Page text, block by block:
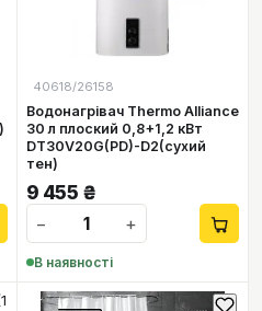
40618/26158
Водонагрівач Thermo Alliance
30 л плоский 0,8+1,2 кВт
DT30V20G(PD)-D2(сухий
тен)
9 455 ₴
−
+
В наявності